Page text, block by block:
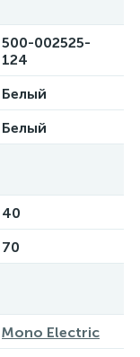
500-002525-
124
Белый
Белый
40
70
Mono Electric